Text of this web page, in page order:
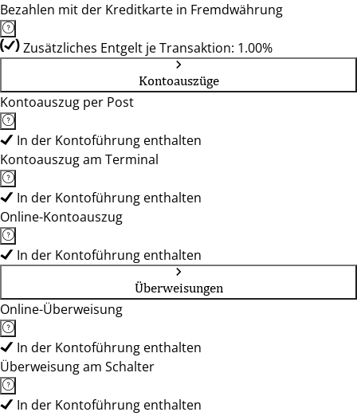
Bezahlen mit der Kreditkarte in Fremdwährung
Zusätzliches Entgelt je Transaktion: 1.00%
Kontoauszüge
Kontoauszug per Post
In der Kontoführung enthalten
Kontoauszug am Terminal
In der Kontoführung enthalten
Online-Kontoauszug
In der Kontoführung enthalten
Überweisungen
Online-Überweisung
In der Kontoführung enthalten
Überweisung am Schalter
In der Kontoführung enthalten